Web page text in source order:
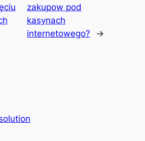
zakupow pod
kasynach
internetowego?
→